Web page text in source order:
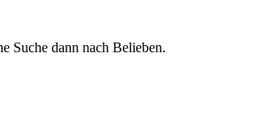
Suche dann nach Belieben.